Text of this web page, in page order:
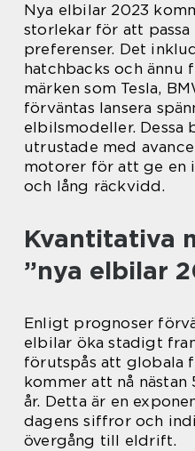
Nya elbilar 2023
storlekar för att
preferenser. Det
hatchbacks och ännu
märken som Tesla,
förväntas lansera
elbilsmodeller. Dessa
utrustade med
motorer för att ge en
och lång räckvidd.
Kvantitativa
”nya elbilar
Enligt prognoser
elbilar öka stadigt
förutspås att globala
kommer att nå
år. Detta är en
dagens siffror och
övergång till eldrift.